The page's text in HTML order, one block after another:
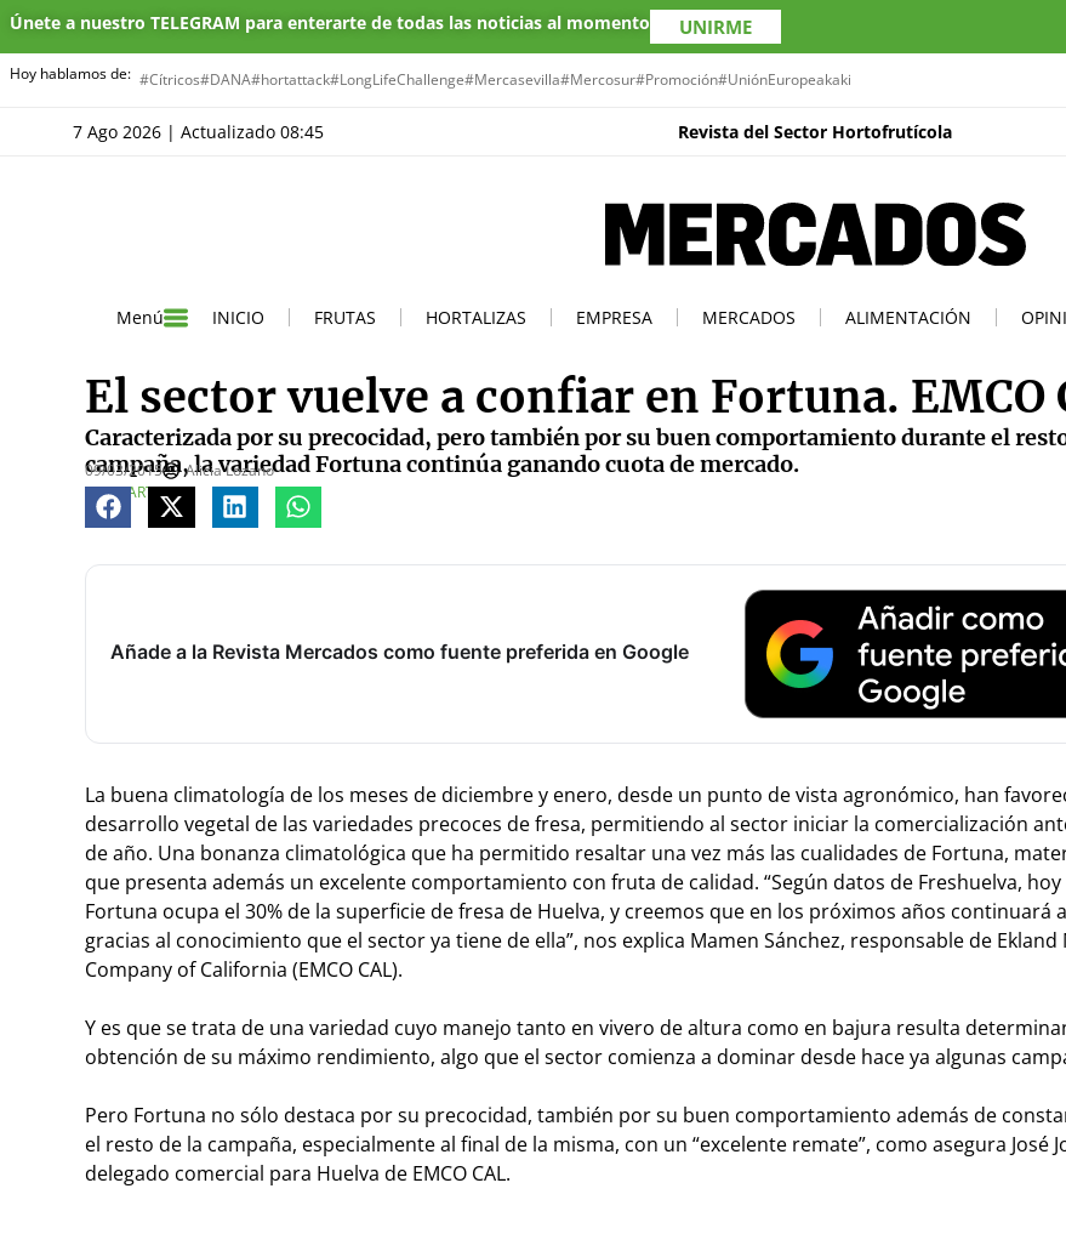
Únete a nuestro TELEGRAM para enterarte de todas las noticias al momento UNIRME
Hoy hablamos de: #Cítricos#DANA#hortattack#LongLifeChallenge#Mercasevilla#Mercosur#Promoción#UniónEuropeakaki
7 Ago 2026 | Actualizado 08:45 Revista del Sector Hortofrutícola
Menú INICIO FRUTAS HORTALIZAS EMPRESA MERCADOS ALIMENTACIÓN
El sector vuelve a confiar en Fortuna. EMCO
Caracterizada por su precocidad, pero también por su buen comportamiento durante el
campaña, la variedad Fortuna continúa ganando cuota de mercado.
09/03/2015
Alicia Lozano
COMPARTE
Añade a la Revista Mercados como fuente preferida en Google
La buena climatología de los meses de diciembre y enero, desde un punto de vista agronómico, han
desarrollo vegetal de las variedades precoces de fresa, permitiendo al sector iniciar la comercialización
de año. Una bonanza climatológica que ha permitido resaltar una vez más las cualidades de Fortuna,
que presenta además un excelente comportamiento con fruta de calidad. “Según datos de Freshuelva,
Fortuna ocupa el 30% de la superficie de fresa de Huelva, y creemos que en los próximos años continuará
gracias al conocimiento que el sector ya tiene de ella”, nos explica Mamen Sánchez, responsable de
Company of California (EMCO CAL).
Y es que se trata de una variedad cuyo manejo tanto en vivero de altura como en bajura resulta
obtención de su máximo rendimiento, algo que el sector comienza a dominar desde hace ya algunas
Pero Fortuna no sólo destaca por su precocidad, también por su buen comportamiento además de
el resto de la campaña, especialmente al final de la misma, con un “excelente remate”, como asegura José
delegado comercial para Huelva de EMCO CAL.